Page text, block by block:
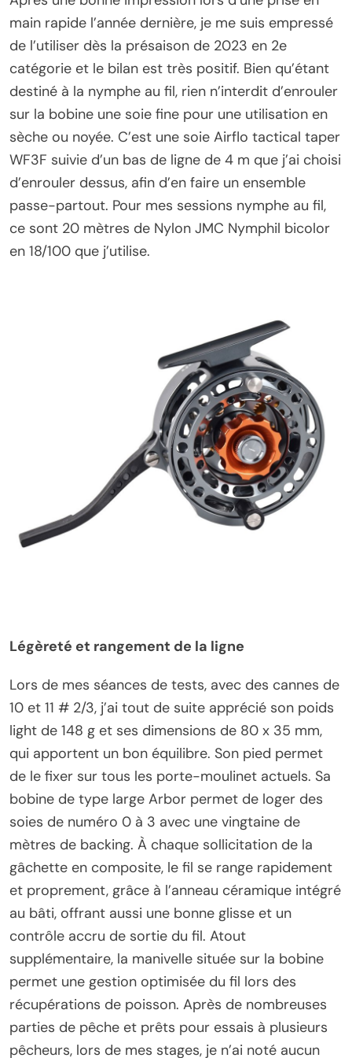
main rapide l’année dernière, je me suis empressé
de l’utiliser dès la présaison de 2023 en 2e
catégorie et le bilan est très positif. Bien qu’étant
destiné à la nymphe au fil, rien n’interdit d’enrouler
sur la bobine une soie fine pour une utilisation en
sèche ou noyée. C’est une soie Airflo tactical taper
WF3F suivie d’un bas de ligne de 4 m que j’ai choisi
d’enrouler dessus, afin d’en faire un ensemble
passe-partout. Pour mes sessions nymphe au fil,
ce sont 20 mètres de Nylon JMC Nymphil bicolor
en 18/100 que j’utilise.
Légèreté et rangement de la ligne
Lors de mes séances de tests, avec des cannes de
10 et 11 # 2/3, j’ai tout de suite apprécié son poids
light de 148 g et ses dimensions de 80 x 35 mm,
qui apportent un bon équilibre. Son pied permet
de le fixer sur tous les porte-moulinet actuels. Sa
bobine de type large Arbor permet de loger des
soies de numéro 0 à 3 avec une vingtaine de
mètres de backing. À chaque sollicitation de la
gâchette en composite, le fil se range rapidement
et proprement, grâce à l’anneau céramique intégré
au bâti, offrant aussi une bonne glisse et un
contrôle accru de sortie du fil. Atout
supplémentaire, la manivelle située sur la bobine
permet une gestion optimisée du fil lors des
récupérations de poisson. Après de nombreuses
parties de pêche et prêts pour essais à plusieurs
pêcheurs, lors de mes stages, je n’ai noté aucun